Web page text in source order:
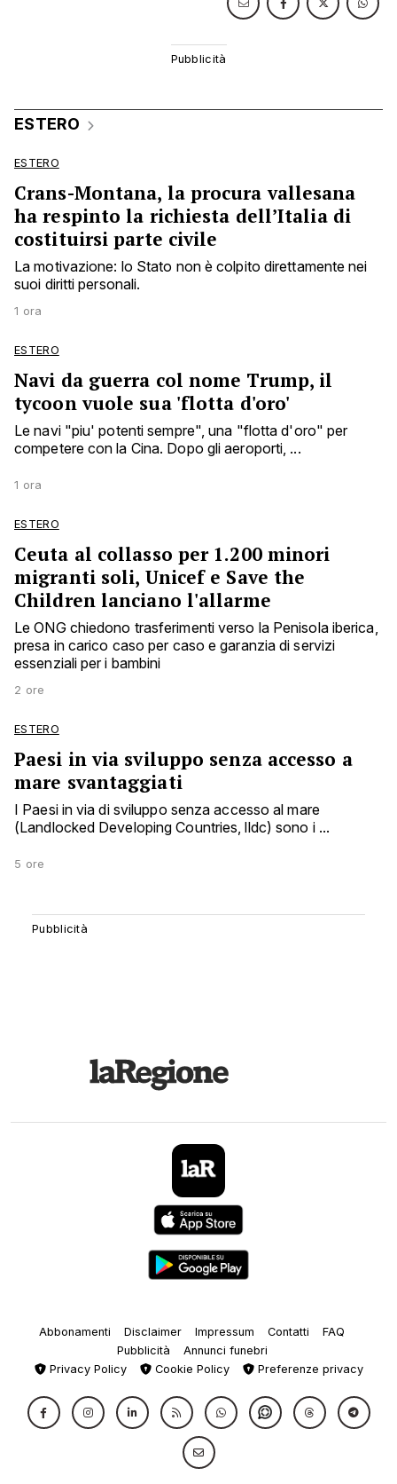
ESTERO
ESTERO
Crans-Montana, la procura vallesana
ha respinto la richiesta dell’Italia di
costituirsi parte civile
La motivazione: lo Stato non è colpito direttamente nei
suoi diritti personali.
1 ora
ESTERO
Navi da guerra col nome Trump, il
tycoon vuole sua 'flotta d'oro'
Le navi "piu' potenti sempre", una "flotta d'oro" per
competere con la Cina. Dopo gli aeroporti, ...
1 ora
ESTERO
Ceuta al collasso per 1.200 minori
migranti soli, Unicef e Save the
Children lanciano l'allarme
Le ONG chiedono trasferimenti verso la Penisola iberica,
presa in carico caso per caso e garanzia di servizi
essenziali per i bambini
2 ore
ESTERO
Paesi in via sviluppo senza accesso a
mare svantaggiati
I Paesi in via di sviluppo senza accesso al mare
(Landlocked Developing Countries, lldc) sono i ...
5 ore
Abbonamenti Disclaimer Impressum Contatti
FAQ
Pubblicità
Annunci funebri
Privacy Policy
Cookie Policy Preferenze privacy